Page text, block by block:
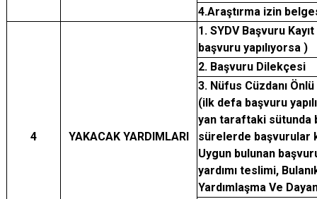
4.Araştırma izin
4 YAKACAK YARDIMLARI
1. SYDV Başvuru
başvuru yapılıyorsa )
2. Başvuru Dilekçesi
3. Nüfus Cüzdanı
(ilk defa başvuru
yan taraftaki sütunda
sürelerde başvurular
Uygun bulunan
yardımı teslimi,
Yardımlaşma Ve